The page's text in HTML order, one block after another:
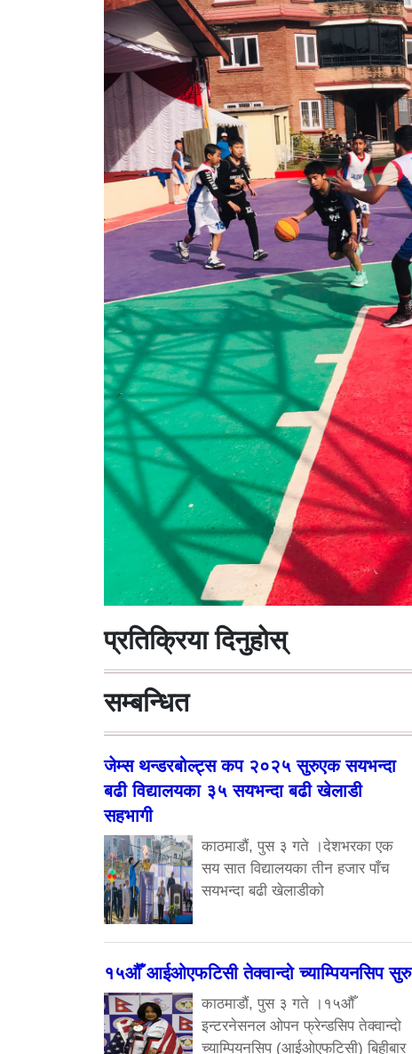
प्रतिक्रिया दिनुहोस्
सम्बन्धित
जेम्स थन्डरबोल्ट्स कप २०२५ सुरुएक सयभन्दा
बढी विद्यालयका ३५ सयभन्दा बढी खेलाडी
सहभागी
काठमाडौं, पुस ३ गते ।देशभरका एक
सय सात विद्यालयका तीन हजार पाँच
सयभन्दा बढी खेलाडीको
१५औँ आईओएफटिसी तेक्वान्दो च्याम्पियनसिप सुरु
काठमाडौं, पुस ३ गते ।१५औँ
इन्टरनेसनल ओपन फ्रेन्डसिप तेक्वान्दो
च्याम्पियनसिप (आईओएफटिसी) बिहीबार